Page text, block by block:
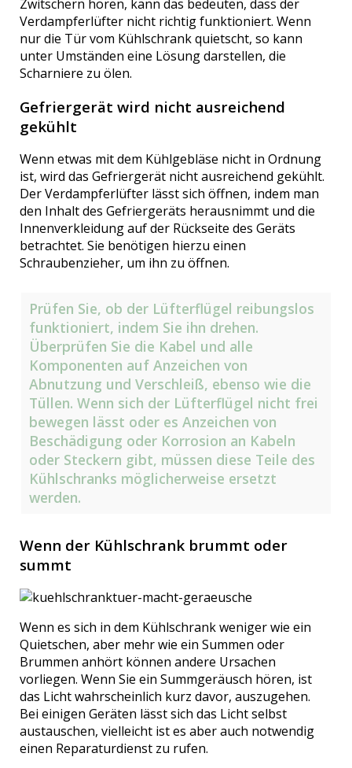
Zwitschern hören, kann das bedeuten, dass der
Verdampferlüfter nicht richtig funktioniert. Wenn
nur die Tür vom Kühlschrank quietscht, so kann
unter Umständen eine Lösung darstellen, die
Scharniere zu ölen.
Gefriergerät wird nicht ausreichend
gekühlt
Wenn etwas mit dem Kühlgebläse nicht in Ordnung
ist, wird das Gefriergerät nicht ausreichend gekühlt.
Der Verdampferlüfter lässt sich öffnen, indem man
den Inhalt des Gefriergeräts herausnimmt und die
Innenverkleidung auf der Rückseite des Geräts
betrachtet. Sie benötigen hierzu einen
Schraubenzieher, um ihn zu öffnen.
Prüfen Sie, ob der Lüfterflügel reibungslos
funktioniert, indem Sie ihn drehen.
Überprüfen Sie die Kabel und alle
Komponenten auf Anzeichen von
Abnutzung und Verschleiß, ebenso wie die
Tüllen. Wenn sich der Lüfterflügel nicht frei
bewegen lässt oder es Anzeichen von
Beschädigung oder Korrosion an Kabeln
oder Steckern gibt, müssen diese Teile des
Kühlschranks möglicherweise ersetzt
werden.
Wenn der Kühlschrank brummt oder
summt
Wenn es sich in dem Kühlschrank weniger wie ein
Quietschen, aber mehr wie ein Summen oder
Brummen anhört können andere Ursachen
vorliegen. Wenn Sie ein Summgeräusch hören, ist
das Licht wahrscheinlich kurz davor, auszugehen.
Bei einigen Geräten lässt sich das Licht selbst
austauschen, vielleicht ist es aber auch notwendig
einen Reparaturdienst zu rufen.